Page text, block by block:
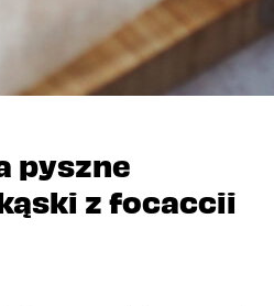
pyszne
z focaccii